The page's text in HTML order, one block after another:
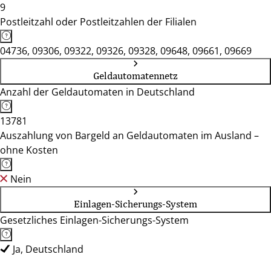
9
Postleitzahl oder Postleitzahlen der Filialen
04736, 09306, 09322, 09326, 09328, 09648, 09661, 09669
Geldautomatennetz
Anzahl der Geldautomaten in Deutschland
13781
Auszahlung von Bargeld an Geldautomaten im Ausland –
ohne Kosten
Nein
Einlagen-Sicherungs-System
Gesetzliches Einlagen-Sicherungs-System
Ja, Deutschland